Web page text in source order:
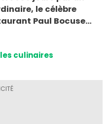
le célèbre
Paul Bocuse
culinaires